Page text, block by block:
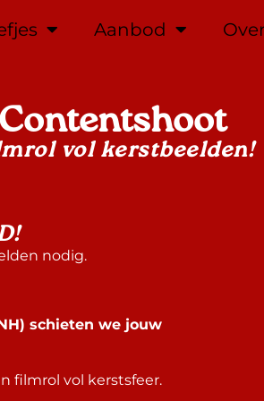
Aanbod
vol kerstbeelden!
nodig.
schieten we jouw
filmrol vol kerstsfeer.